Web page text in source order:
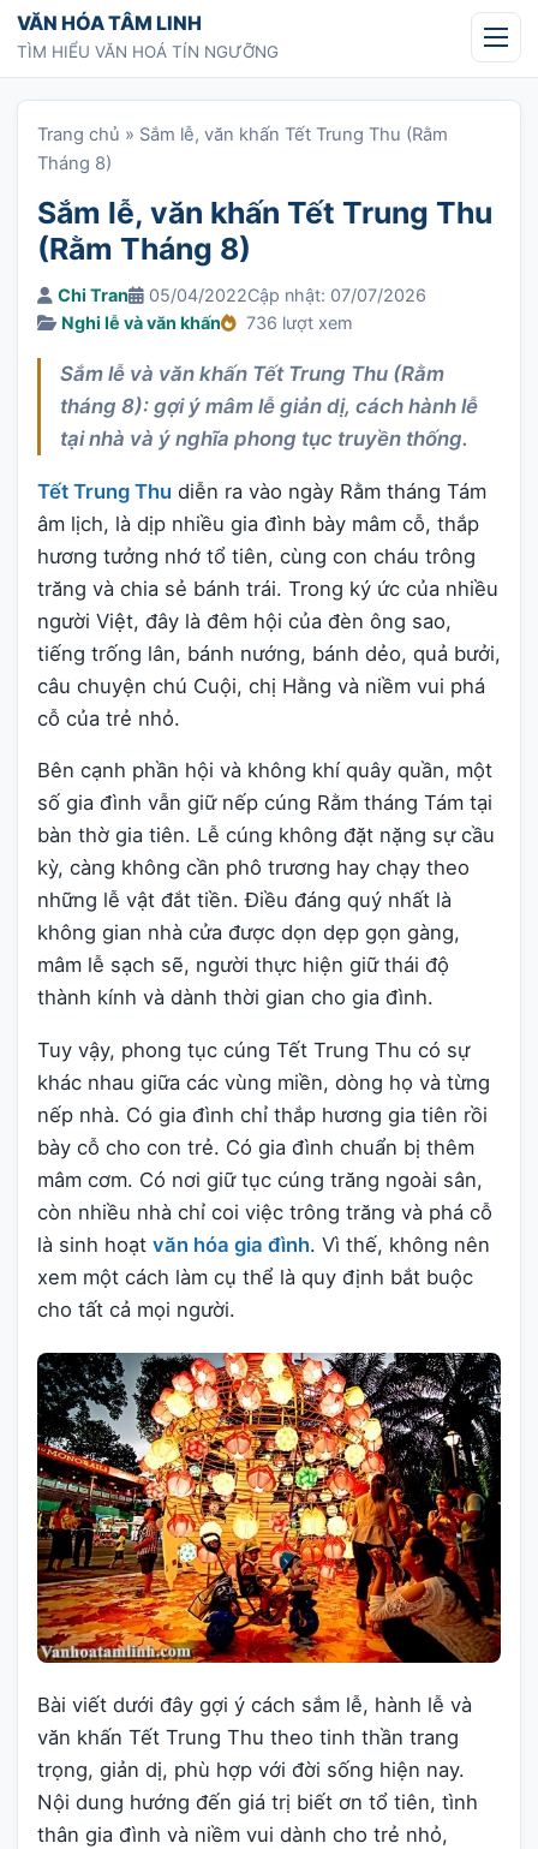
Chuyển tới nội dung
VĂN HÓA TÂM LINH
TÌM HIỂU VĂN HOÁ TÍN NGƯỠNG
Trang chủ » Sắm lễ, văn khấn Tết Trung Thu (Rằm
Tháng 8)
Sắm lễ, văn khấn Tết Trung Thu
(Rằm Tháng 8)
Chi Tran 05/04/2022Cập nhật: 07/07/2026
Nghi lễ và văn khấn
736 lượt xem
Sắm lễ và văn khấn Tết Trung Thu (Rằm
tháng 8): gợi ý mâm lễ giản dị, cách hành lễ
tại nhà và ý nghĩa phong tục truyền thống.
Tết Trung Thu diễn ra vào ngày Rằm tháng Tám
âm lịch, là dịp nhiều gia đình bày mâm cỗ, thắp
hương tưởng nhớ tổ tiên, cùng con cháu trông
trăng và chia sẻ bánh trái. Trong ký ức của nhiều
người Việt, đây là đêm hội của đèn ông sao,
tiếng trống lân, bánh nướng, bánh dẻo, quả bưởi,
câu chuyện chú Cuội, chị Hằng và niềm vui phá
cỗ của trẻ nhỏ.
Bên cạnh phần hội và không khí quây quần, một
số gia đình vẫn giữ nếp cúng Rằm tháng Tám tại
bàn thờ gia tiên. Lễ cúng không đặt nặng sự cầu
kỳ, càng không cần phô trương hay chạy theo
những lễ vật đắt tiền. Điều đáng quý nhất là
không gian nhà cửa được dọn dẹp gọn gàng,
mâm lễ sạch sẽ, người thực hiện giữ thái độ
thành kính và dành thời gian cho gia đình.
Tuy vậy, phong tục cúng Tết Trung Thu có sự
khác nhau giữa các vùng miền, dòng họ và từng
nếp nhà. Có gia đình chỉ thắp hương gia tiên rồi
bày cỗ cho con trẻ. Có gia đình chuẩn bị thêm
mâm cơm. Có nơi giữ tục cúng trăng ngoài sân,
còn nhiều nhà chỉ coi việc trông trăng và phá cỗ
là sinh hoạt văn hóa gia đình. Vì thế, không nên
xem một cách làm cụ thể là quy định bắt buộc
cho tất cả mọi người.
Bài viết dưới đây gợi ý cách sắm lễ, hành lễ và
văn khấn Tết Trung Thu theo tinh thần trang
trọng, giản dị, phù hợp với đời sống hiện nay.
Nội dung hướng đến giá trị biết ơn tổ tiên, tình
thân gia đình và niềm vui dành cho trẻ nhỏ,